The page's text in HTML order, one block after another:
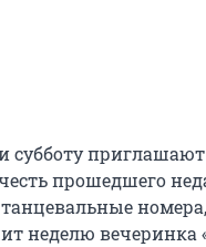
субботу
прошедшего
неделю вечеринка